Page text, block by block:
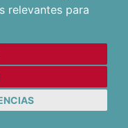
relevantes para